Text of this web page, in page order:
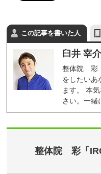
この記事を書いた人
臼井 宰
整体院 彩
をしたいあ
ます。 本
さい。一緒
整体院 彩「